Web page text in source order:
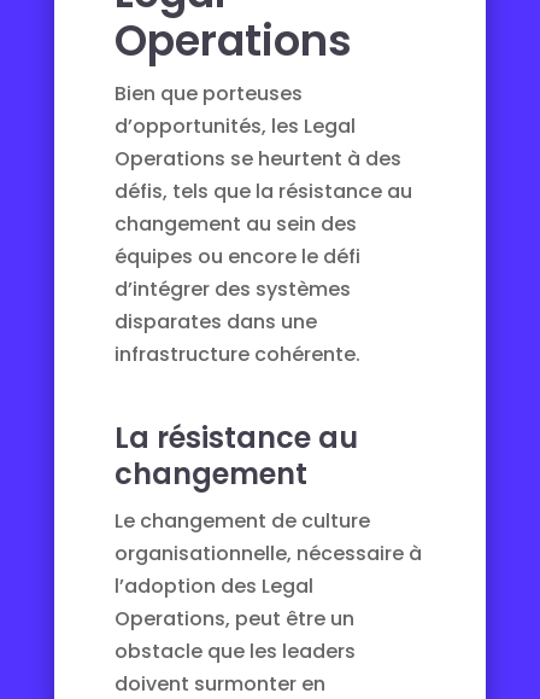
Operations
Bien que porteuses
d’opportunités, les Legal
Operations se heurtent à des
défis, tels que la résistance au
changement au sein des
équipes ou encore le défi
d’intégrer des systèmes
disparates dans une
infrastructure cohérente.
La résistance au
changement
Le changement de culture
organisationnelle, nécessaire à
l’adoption des Legal
Operations, peut être un
obstacle que les leaders
doivent surmonter en